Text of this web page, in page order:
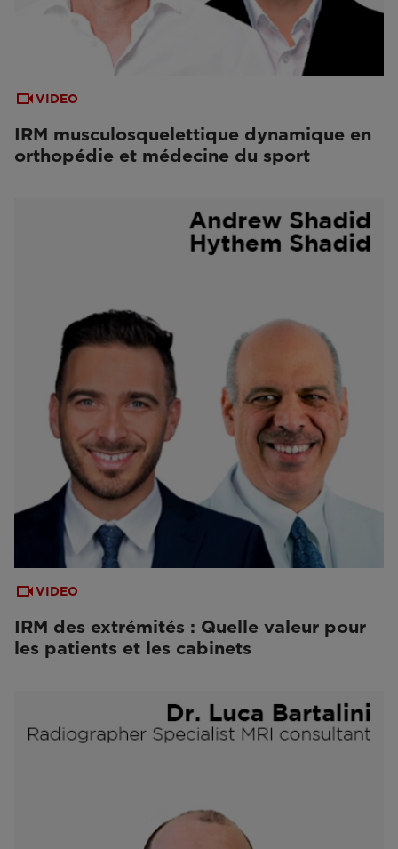
VIDEO
IRM musculosquelettique dynamique en
orthopédie et médecine du sport
VIDEO
IRM des extrémités : Quelle valeur pour
les patients et les cabinets